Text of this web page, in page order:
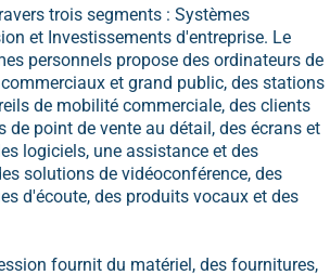
trois segments : Systèmes
et Investissements d'entreprise. Le
personnels propose des ordinateurs de
et grand public, des stations
de mobilité commerciale, des clients
de point de vente au détail, des écrans et
logiciels, une assistance et des
solutions de vidéoconférence, des
d'écoute, des produits vocaux et des
fournit du matériel, des fournitures,